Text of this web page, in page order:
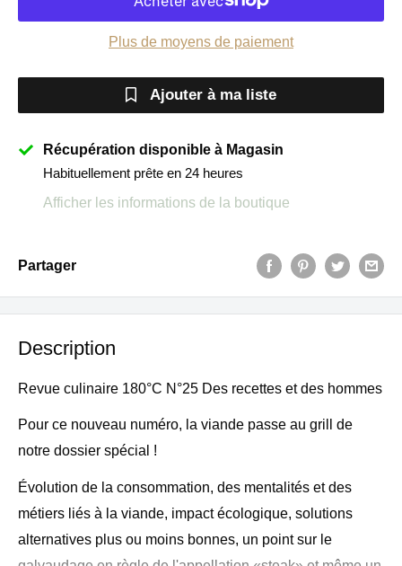
Plus de moyens de paiement
Ajouter à ma liste
Récupération disponible à Magasin
Habituellement prête en 24 heures
Afficher les informations de la boutique
Partager
Description
Revue culinaire 180°C N°25 Des recettes et des hommes
Pour ce nouveau numéro, la viande passe au grill de
notre dossier spécial !
Évolution de la consommation, des mentalités et des
métiers liés à la viande, impact écologique, solutions
alternatives plus ou moins bonnes, un point sur le